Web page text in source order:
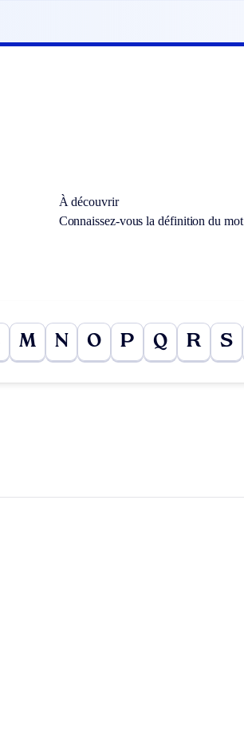
À découvrir
Connaissez-vous la définition du mot
M N O P Q R S